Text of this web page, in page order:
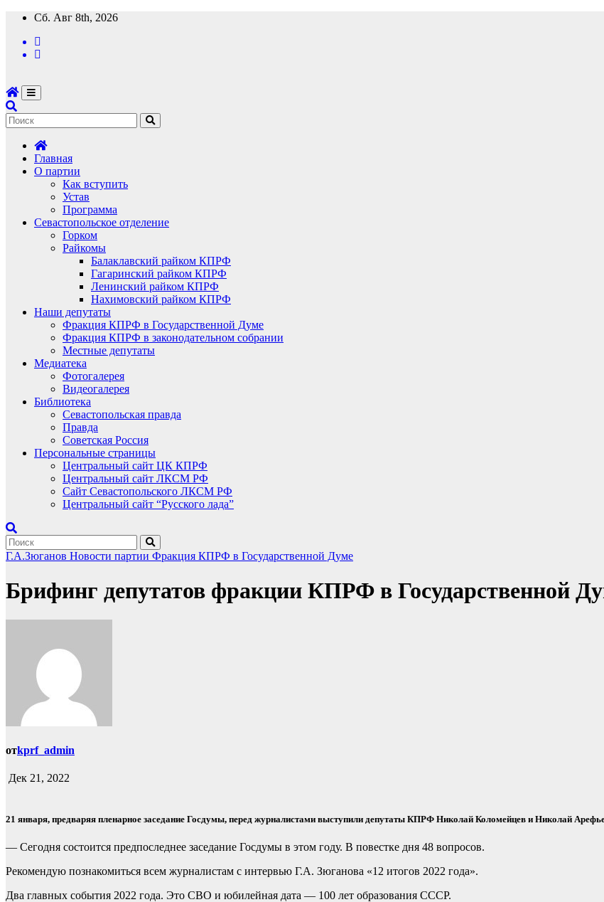
Перейти
содержимому
Сб. Авг 8th, 2026
Главная
О партии
Как вступить
Устав
Программа
Севастопольское отделение
Горком
Райкомы
Балаклавский райком КПРФ
Гагаринский райком КПРФ
Ленинский райком КПРФ
Нахимовский райком КПРФ
Наши депутаты
Фракция КПРФ в Государственной Думе
Фракция КПРФ в законодательном собрании
Местные депутаты
Медиатека
Фотогалерея
Видеогалерея
Библиотека
Севастопольская правда
Правда
Советская Россия
Персональные страницы
Центральный сайт ЦК КПРФ
Центральный сайт ЛКСМ РФ
Сайт Севастопольского ЛКСМ РФ
Центральный сайт “Русского лада”
Г.А.Зюганов Новости партии Фракция КПРФ в Государственной Думе
Брифинг депутатов фракции КПРФ в Государственной
отkprf_admin
Дек 21, 2022
21 января, предваряя пленарное заседание Госдумы, перед журналистами выступили депутаты КПРФ Николай Коломейцев и Николай
— Сегодня состоится предпоследнее заседание Госдумы в этом году. В повестке дня 48 вопросов.
Рекомендую познакомиться всем журналистам с интервью Г.А. Зюганова «12 итогов 2022 года».
Два главных события 2022 года. Это СВО и юбилейная дата — 100 лет образования СССР.